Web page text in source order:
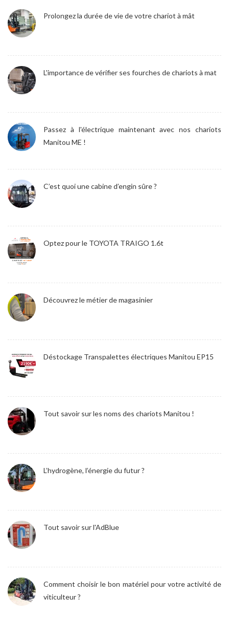
Prolongez la durée de vie de votre chariot à mât
L'importance de vérifier ses fourches de chariots à mat
Passez à l'électrique maintenant avec nos chariots
Manitou ME !
C’est quoi une cabine d’engin sûre ?
Optez pour le TOYOTA TRAIGO 1.6t
Découvrez le métier de magasinier
Déstockage Transpalettes électriques Manitou EP15
Tout savoir sur les noms des chariots Manitou !
L’hydrogène, l’énergie du futur ?
Tout savoir sur l'AdBlue
Comment choisir le bon matériel pour votre activité de
viticulteur ?